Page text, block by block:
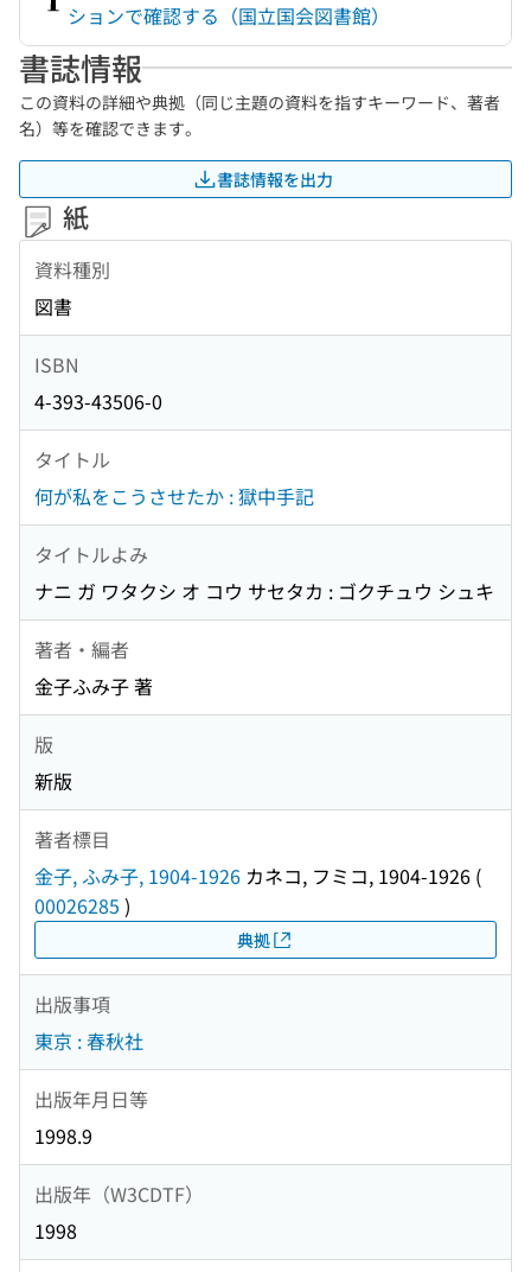
ションで確認する（国立国会図書館）
書誌情報
この資料の詳細や典拠（同じ主題の資料を指すキーワード、著者
名）等を確認できます。
書誌情報を出力
紙
資料種別
図書
ISBN
4-393-43506-0
タイトル
何が私をこうさせたか : 獄中手記
タイトルよみ
ナニ ガ ワタクシ オ コウ サセタカ : ゴクチュウ シュキ
著者・編者
金子ふみ子 著
版
新版
著者標目
金子, ふみ子, 1904-1926 カネコ, フミコ, 1904-1926 (
00026285 )
典拠
出版事項
東京 : 春秋社
出版年月日等
1998.9
出版年（W3CDTF）
1998